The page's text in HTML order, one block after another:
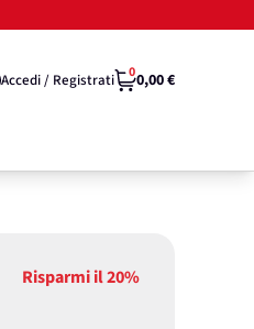
Accedi / Registrati 00,00 €
Risparmi il20%